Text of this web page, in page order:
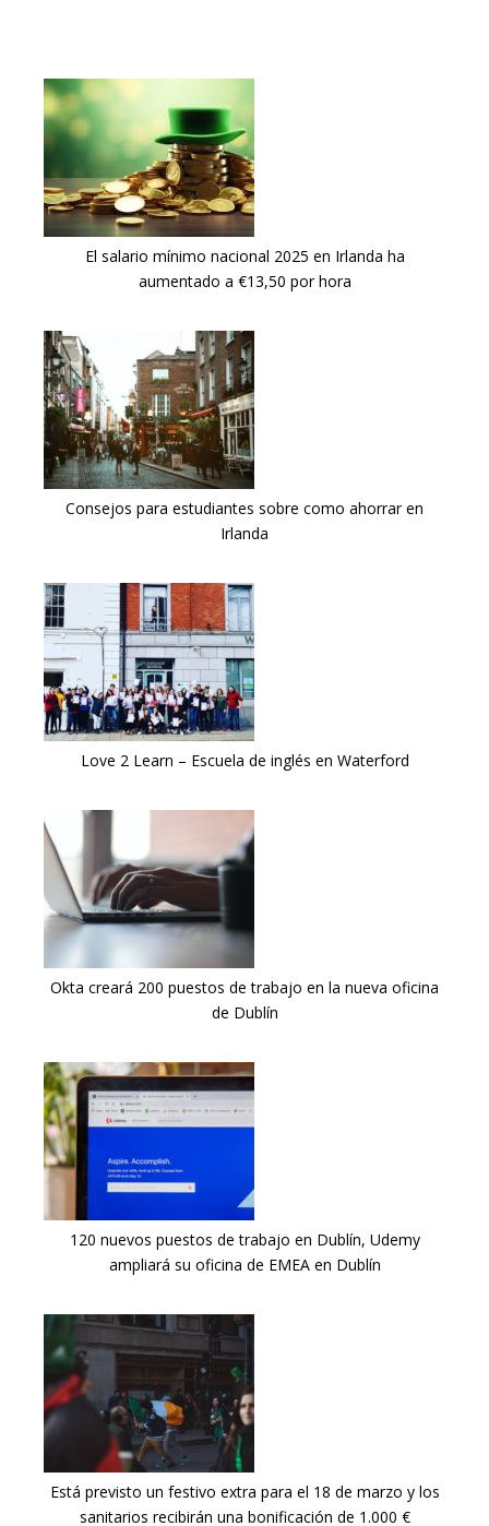
El salario mínimo nacional 2025 en Irlanda ha
aumentado a €13,50 por hora
Consejos para estudiantes sobre como ahorrar en
Irlanda
Love 2 Learn – Escuela de inglés en Waterford
Okta creará 200 puestos de trabajo en la nueva oficina
de Dublín
120 nuevos puestos de trabajo en Dublín, Udemy
ampliará su oficina de EMEA en Dublín
Está previsto un festivo extra para el 18 de marzo y los
sanitarios recibirán una bonificación de 1.000 €